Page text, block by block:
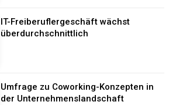
IT-Freiberuflergeschäft wächst
überdurchschnittlich
Umfrage zu Coworking-Konzepten in
der Unternehmenslandschaft